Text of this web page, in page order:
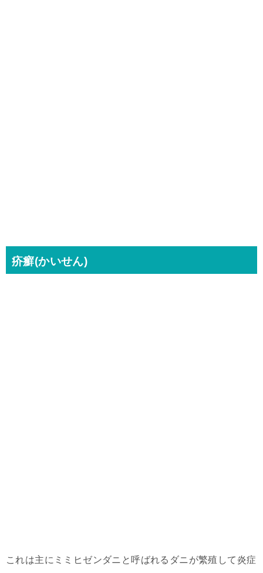
疥癬(かいせん)
これは主にミミヒゼンダニと呼ばれるダニが繁殖して炎症